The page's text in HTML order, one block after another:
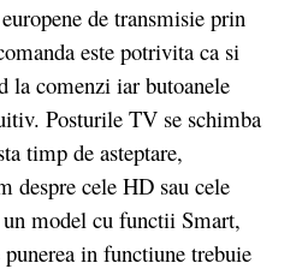
de transmisie prin
este potrivita ca si
la comenzi iar butoanele
Posturile TV se schimba
timp de asteptare,
despre cele HD sau cele
model cu functii Smart,
in functiune trebuie